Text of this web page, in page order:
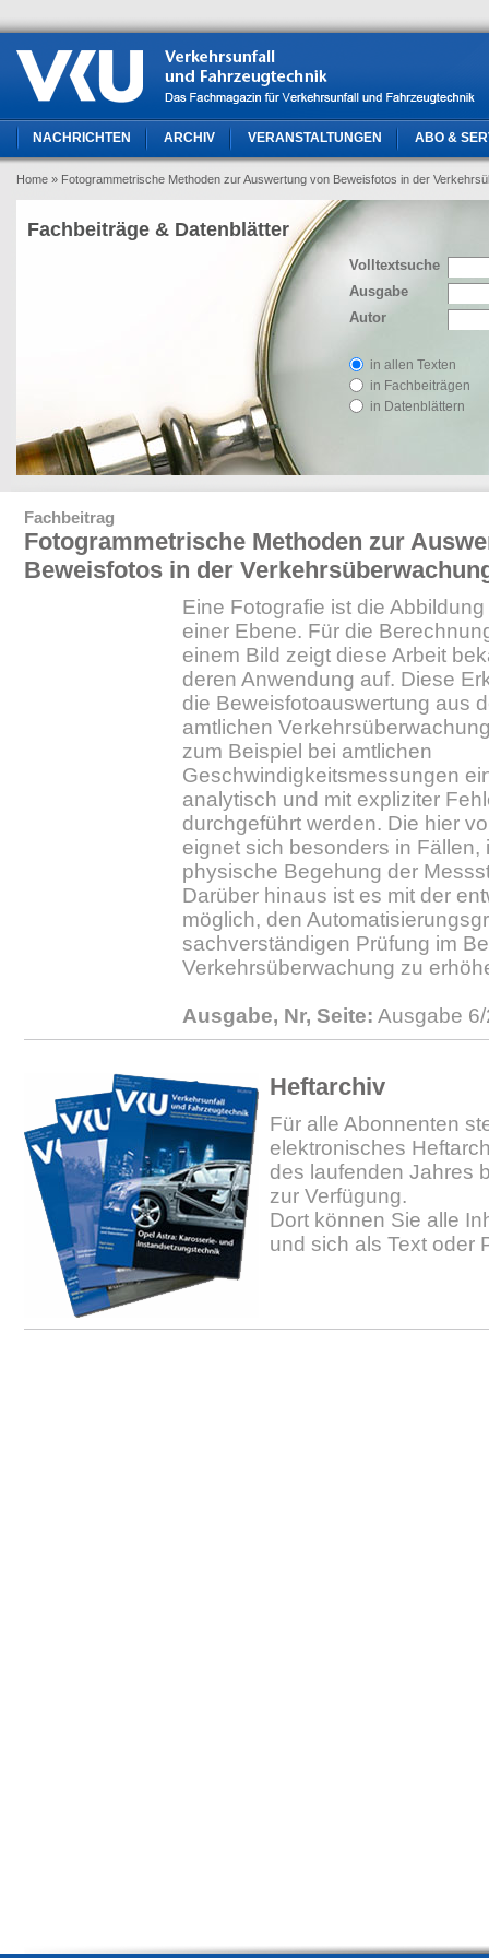
NACHRICHTEN ARCHIV VERANSTALTUNGEN ABO &
Home » Fotogrammetrische Methoden zur Auswertung von Beweisfotos in der
Volltextsuche
Ausgabe
Autor
in allen Texten
in Fachbeiträgen
in Datenblättern
Fachbeiträge & Datenblätter
Fachbeitrag
Fotogrammetrische Methoden zur
Beweisfotos in der
Eine Fotografie ist die
einer Ebene. Für die
einem Bild zeigt diese Arbeit
deren Anwendung auf. Diese
die Beweisfotoauswertung aus
amtlichen
zum Beispiel bei amtlichen
Geschwindigkeitsmessungen
analytisch und mit expliziter
durchgeführt werden. Die hier
eignet sich besonders in Fällen,
physische Begehung der
Darüber hinaus ist es mit der
möglich, den
sachverständigen Prüfung im
Verkehrsüberwachung zu
Ausgabe, Nr, Seite: Ausgabe
Heftarchiv
Für alle Abonnenten
elektronisches
des laufenden Jahres
zur Verfügung.
Dort können Sie alle
und sich als Text oder